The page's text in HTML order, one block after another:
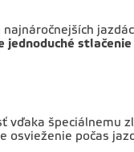
stlačenie
vďaka špeciálnemu
osvieženie počas